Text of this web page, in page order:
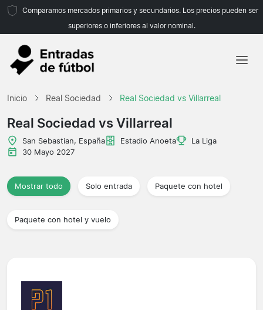
Comparamos mercados primarios y secundarios. Los precios pueden ser
superiores o inferiores al valor nominal.
Inicio Real Sociedad Real Sociedad vs Villarreal
Real Sociedad vs Villarreal
San Sebastian, España Estadio Anoeta
La Liga
30 Mayo 2027
Mostrar todo Solo entrada Paquete con hotel
Paquete con hotel y vuelo